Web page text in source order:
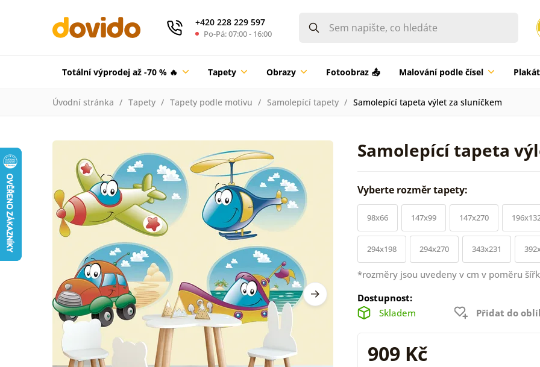
+420 228 229 597
Po-Pá: 07:00 - 16:00
Totální výprodej až -70 % 🔥 Tapety Obrazy Fotoobraz 📤 Malování podle čísel
Úvodní stránka Tapety Tapety podle motivu Samolepící tapety Samolepící tapeta výlet za sluníčkem
Samolepící tapeta
Vyberte rozměr tapety:
98x66 147x99 147x270
294x198 294x270 343x231
*rozměry jsou uvedeny v cm v poměru
Dostupnost:
Skladem
Přidat do
909 Kč